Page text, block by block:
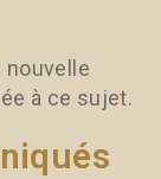
nouvelle
à ce sujet.